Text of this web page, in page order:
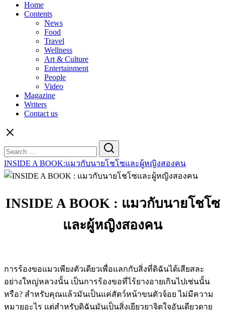
Home
Contents
News
Food
Travel
Wellness
Art & Culture
Entertainment
People
Video
Magazine
Writers
Contact us
for:
INSIDE A BOOK:แมวกับนายโชโซและผู้หญิงสองคน
INSIDE A BOOK : แมวกับนายโชโซ
และผู้หญิงสองคน
การร้องขอแมวเพียงตัวเดียวเพื่อแลกกับสิ่งที่ดิฉันได้เสียสละ
อย่างใหญ่หลวงนั้น เป็นการร้องขอที่ไร้ยางอายเกินไปเช่นนั้น
หรือ? สำหรับคุณแล้วมันเป็นแค่สัตว์หน้าขนตัวจ้อย ไม่มีความ
หมายอะไร แต่สำหรับดิฉันมันเป็นสิ่งเยียวยาจิตใจอันเดียวดาย